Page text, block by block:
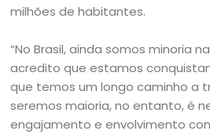
milhões de habitantes.
“No Brasil, ainda somos minoria
acredito que estamos
que temos um longo caminho a
seremos maioria, no entanto, é
engajamento e envolvimento